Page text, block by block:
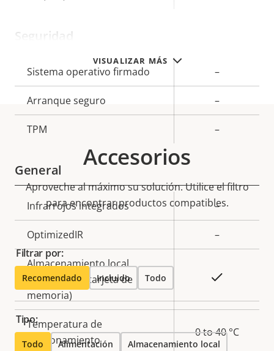
VISUALIZAR MÁS
Seguridad
Descripción
de
propiedad
Valor de
la
Sistema operativo firmado –
Arranque seguro –
TPM –
General
Descripción
de
propiedad
Valor de
la
Infrarrojos integrados –
OptimizedIR –
Almacenamiento local
(ranura para tarjeta de
memoria)
Temperatura de
funcionamiento
0 to 40 °C
Accesorios
Aproveche al máximo su solución. Utilice el filtro
para encontrar productos compatibles.
Filtrar por:
Recomendado Incluido Todo
Tipo:
Todo Alimentación Almacenamiento local